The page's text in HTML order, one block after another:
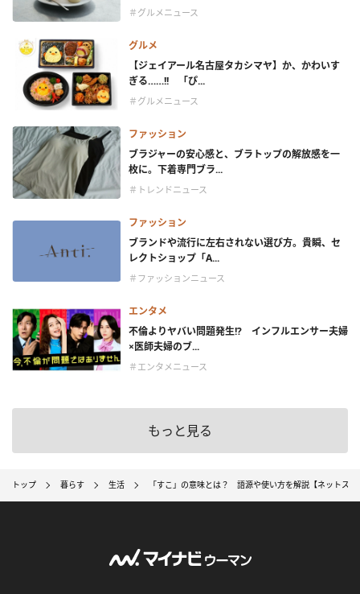
＃グルメニュース
グルメ
【ジェイアール名古屋タカシマヤ】か、かわいす
ぎる……!! 「ぴ...
＃グルメニュース
ファッション
ブラジャーの安心感と、ブラトップの解放感を一
枚に。下着専門ブラ...
＃トレンドニュース
ファッション
ブランドや流行に左右されない選び方。貴瞬、セ
レクトショップ「A...
＃ファッションニュース
エンタメ
不倫よりヤバい問題発生!? インフルエンサー夫婦
×医師夫婦のブ...
＃エンタメニュース
もっと見る
トップ 暮らす 生活 「すこ」の意味とは？ 語源や使い方を解説【ネットス